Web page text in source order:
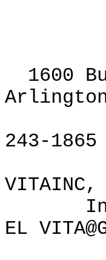
1600
243-1865
VITAINC,
EL